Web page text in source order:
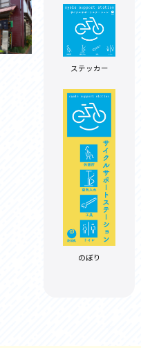
ステッカー
のぼり